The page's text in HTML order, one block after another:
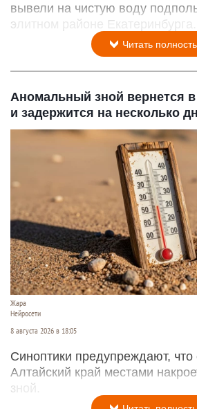
вывели на чистую воду
элитном районе Екатеринбурга.
Читать
Аномальный зной вернется в
и задержится на несколько
Жара
Нейросети
8 августа 2026 в 18:05
Синоптики предупреждают, что
Алтайский край местами
зной.